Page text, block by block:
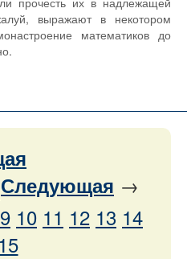
выражают в некотором
математиков до
Следующая →
9 10 11 12 13 14
15